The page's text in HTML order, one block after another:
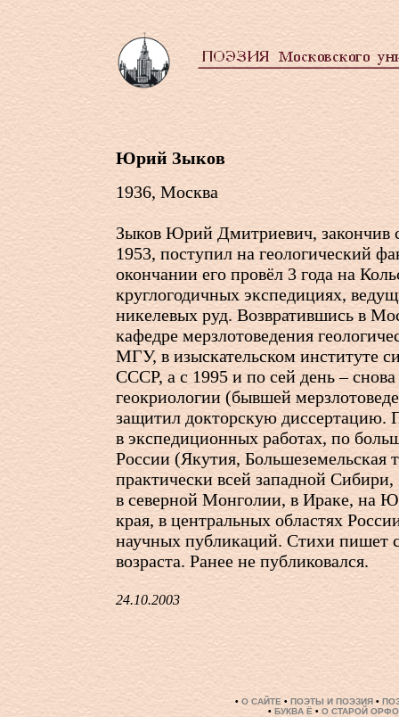
Юрий Зыков
1936, Москва
Зыков Юрий Дмитриевич, закончив
1953, поступил на геологический
окончании его провёл 3 года на
круглогодичных экспедициях,
никелевых руд. Возвратившись в
кафедре мерзлотоведения
МГУ, в изыскательском институте
СССР, а с 1995 и по сей день –
геокриологии (бывшей
защитил докторскую диссертацию.
в экспедиционных работах, по
России (Якутия, Большеземельская
практически всей западной Сибири,
в северной Монголии, в Ираке, на
края, в центральных областях
научных публикаций. Стихи пишет
возраста. Ранее не публиковался.
24.10.2003